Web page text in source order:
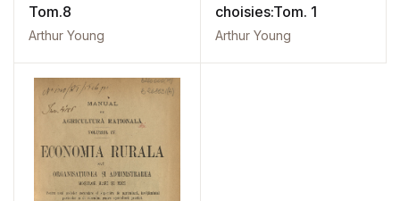
Tom.8
Arthur Young
choisies:Tom. 1
Arthur Young